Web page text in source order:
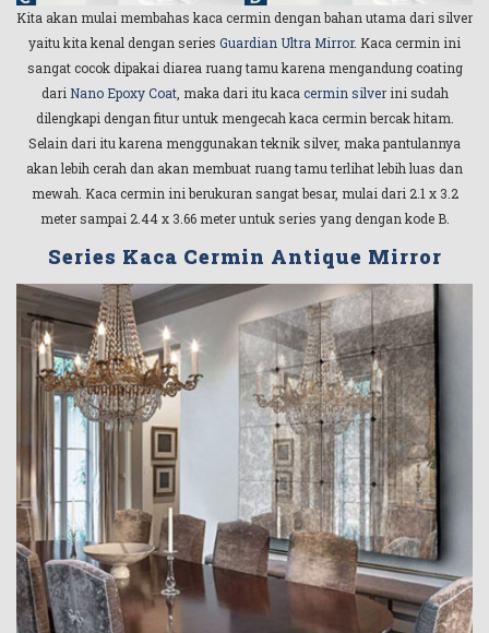
Kita akan mulai membahas kaca cermin dengan bahan utama dari silver
yaitu kita kenal dengan series Guardian Ultra Mirror. Kaca cermin ini
sangat cocok dipakai diarea ruang tamu karena mengandung coating
dari Nano Epoxy Coat, maka dari itu kaca cermin silverini sudah
dilengkapi dengan fitur untuk mengecah kaca cermin bercak hitam.
Selain dari itu karena menggunakan teknik silver, maka pantulannya
akan lebih cerah dan akan membuat ruang tamu terlihat lebih luas dan
mewah. Kaca cermin ini berukuran sangat besar, mulai dari 2.1 x 3.2
meter sampai 2.44 x 3.66 meter untuk series yang dengan kode B.
Series Kaca Cermin Antique Mirror